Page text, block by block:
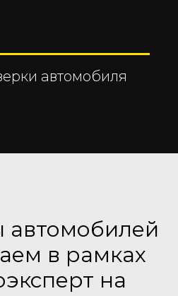
автомобиля
автомобилей
в рамках
на